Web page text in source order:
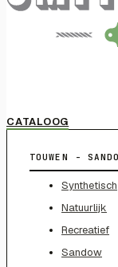
CATALOOG
TOUWEN -
Synthetisch
Natuurlijk
Recreatief
Sandow